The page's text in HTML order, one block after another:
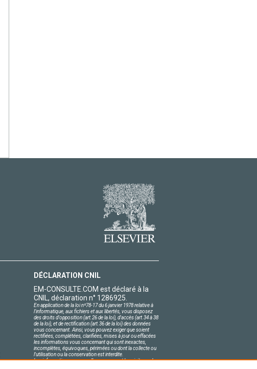
DÉCLARATION CNIL
EM-CONSULTE.COM est déclaré à la
CNIL, déclaration n° 1286925.
En application de la loi nº78-17 du 6 janvier 1978 relative à
l'informatique, aux fichiers et aux libertés, vous disposez
des droits d'opposition (art.26 de la loi), d'accès (art.34 à 38
de la loi), et de rectification (art.36 de la loi) des données
vous concernant. Ainsi, vous pouvez exiger que soient
rectifiées, complétées, clarifiées, mises à jour ou effacées
les informations vous concernant qui sont inexactes,
incomplètes, équivoques, périmées ou dont la collecte ou
l'utilisation ou la conservation est interdite.
Les informations personnelles concernant les visiteurs de